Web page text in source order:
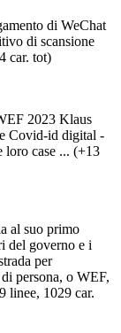
di WeChat
di scansione
car. tot)
2023 Klaus
Covid-id digital -
loro case ... (+13
al suo primo
del governo e i
per
persona, o WEF,
linee, 1029 car.